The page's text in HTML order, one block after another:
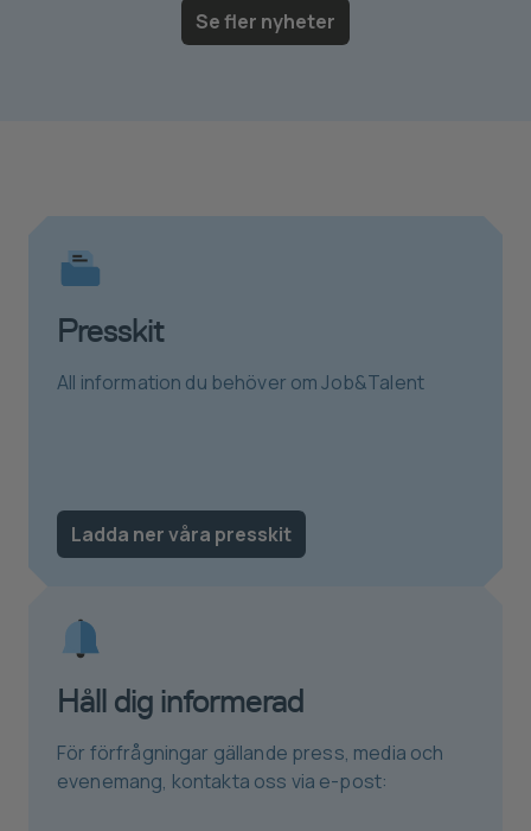
Se fler nyheter
Presskit
All information du behöver om Job&Talent
Ladda ner våra presskit
Håll dig informerad
För förfrågningar gällande press, media och
evenemang, kontakta oss via e-post: